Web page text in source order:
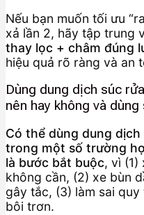
Nếu bạn muốn tối ưu
xả lần 2, hãy tập trung
thay lọc + châm đúng
hiệu quả rõ ràng và an
Dùng dung dịch súc
nên hay không và
Có thể dùng dung
trong một số trường
là bước bắt buộc, vì
không cần, (2) xe bùn
gây tắc, (3) làm sai
bôi trơn.